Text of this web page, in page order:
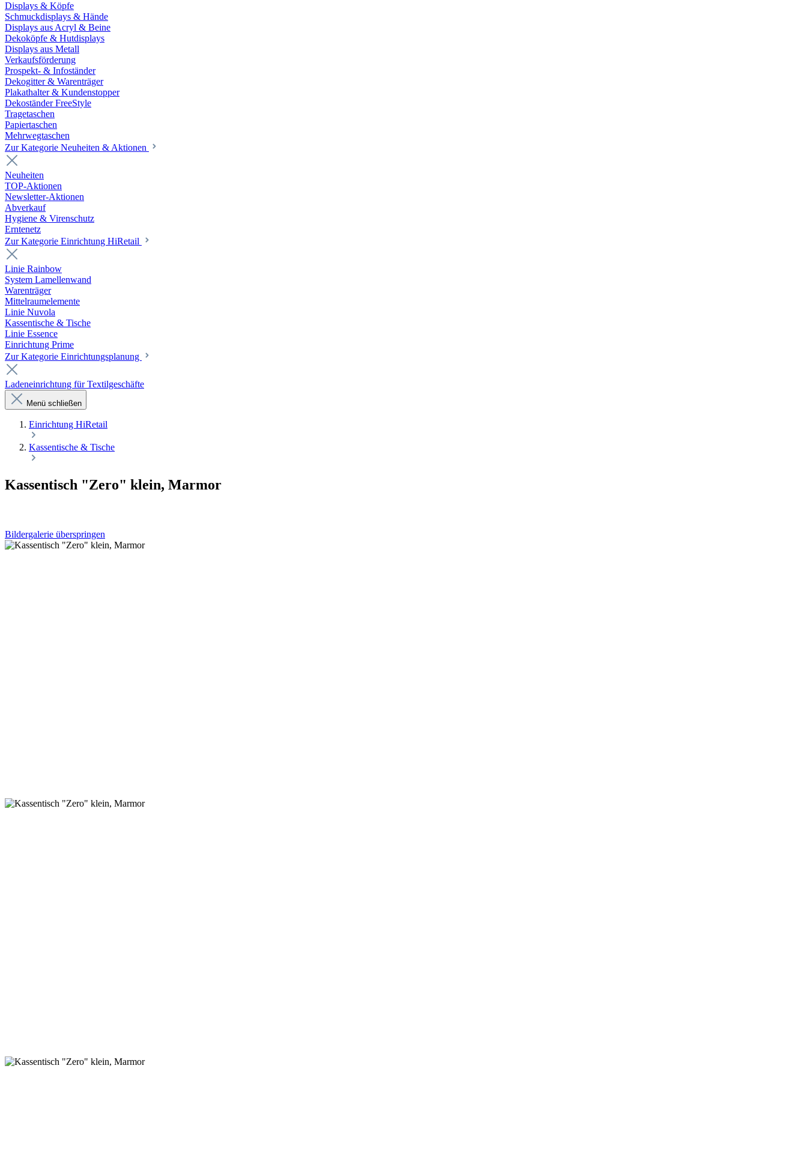
Displays & Köpfe
Schmuckdisplays & Hände
Displays aus Acryl & Beine
Dekoköpfe & Hutdisplays
Displays aus Metall
Verkaufsförderung
Prospekt- & Infoständer
Dekogitter & Warenträger
Plakathalter & Kundenstopper
Dekoständer FreeStyle
Tragetaschen
Papiertaschen
Mehrwegtaschen
Zur Kategorie Neuheiten & Aktionen
Neuheiten
TOP-Aktionen
Newsletter-Aktionen
Abverkauf
Hygiene & Virenschutz
Erntenetz
Zur Kategorie Einrichtung HiRetail
Linie Rainbow
System Lamellenwand
Warenträger
Mittelraumelemente
Linie Nuvola
Kassentische & Tische
Linie Essence
Einrichtung Prime
Zur Kategorie Einrichtungsplanung
Ladeneinrichtung für Textilgeschäfte
Menü schließen
Einrichtung HiRetail
Kassentische & Tische
Kassentisch "Zero" klein, Marmor
Bildergalerie überspringen